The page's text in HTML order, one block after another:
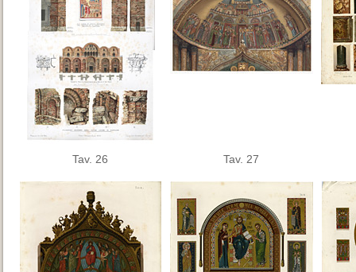
Tav. 26 Tav. 27